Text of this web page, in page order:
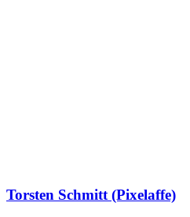
Torsten Schmitt (Pixelaffe)